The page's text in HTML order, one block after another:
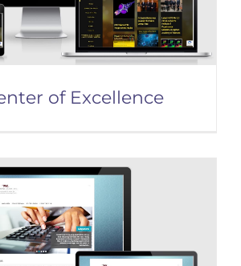
of Excellence
of Excellence